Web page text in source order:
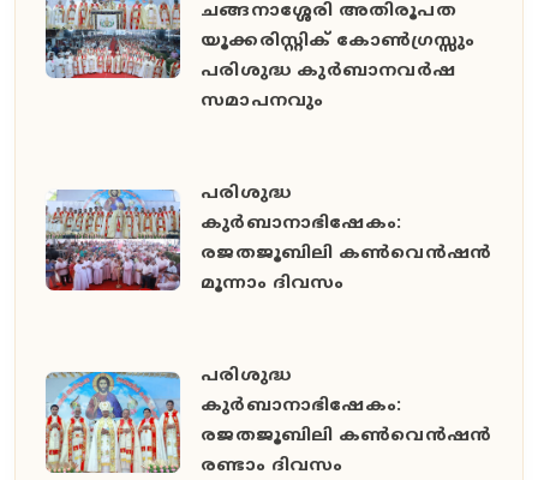
ചങ്ങനാശ്ശേരി അതിരൂപത
യൂക്കരിസ്റ്റിക് കോൺഗ്രസ്സും
പരിശുദ്ധ കുർബാനവർഷ
സമാപനവും
പരിശുദ്ധ
കുർബാനാഭിഷേകം:
രജതജൂബിലി കൺവെൻഷൻ
മൂന്നാം ദിവസം
പരിശുദ്ധ
കുർബാനാഭിഷേകം:
രജതജൂബിലി കൺവെൻഷൻ
രണ്ടാം ദിവസം